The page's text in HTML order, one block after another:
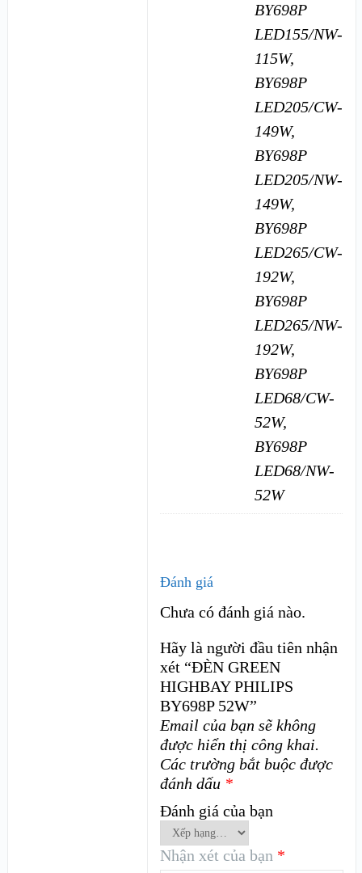
BY698P
LED155/NW-
115W,
BY698P
LED205/CW-
149W,
BY698P
LED205/NW-
149W,
BY698P
LED265/CW-
192W,
BY698P
LED265/NW-
192W,
BY698P
LED68/CW-
52W,
BY698P
LED68/NW-
52W
Đánh giá
Chưa có đánh giá nào.
Hãy là người đầu tiên nhận
xét “ĐÈN GREEN
HIGHBAY PHILIPS
BY698P 52W”
Email của bạn sẽ không
được hiển thị công khai.
Các trường bắt buộc được
đánh dấu *
Đánh giá của bạn
Nhận xét của bạn *